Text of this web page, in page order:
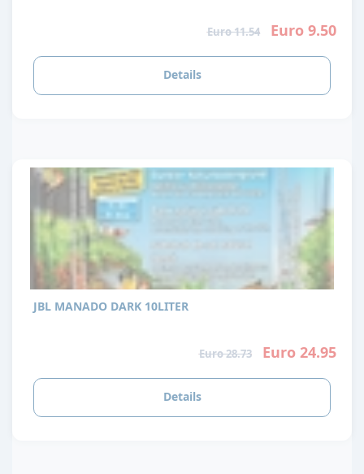
Euro 11.54 Euro 9.50
Details
JBL MANADO DARK 10LITER
Euro 28.73 Euro 24.95
Details